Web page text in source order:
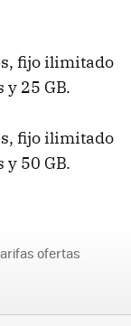
fijo ilimitado
25 GB.
fijo ilimitado
50 GB.
ofertas